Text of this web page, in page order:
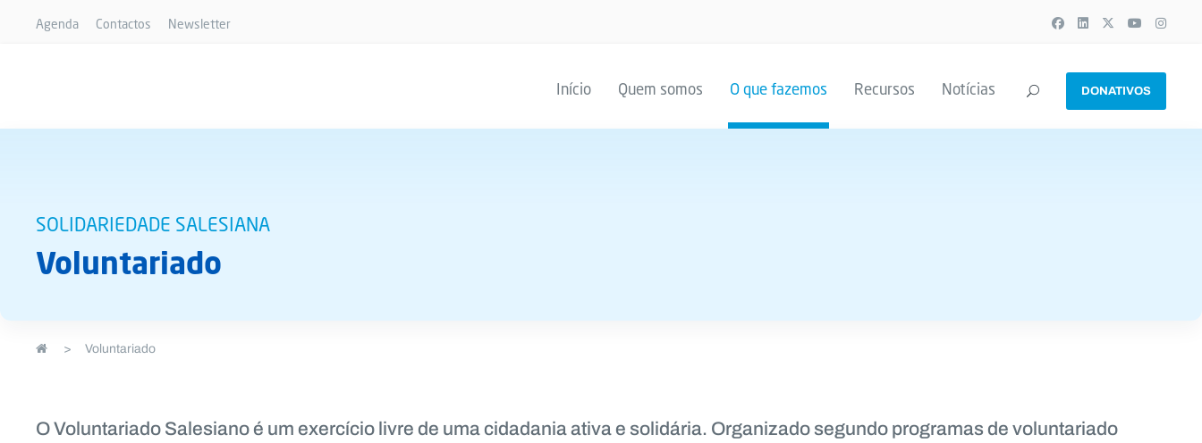
Agenda Contactos Newsletter
Início Quem somos O que fazemos Recursos Notícias DONATIVOS
SOLIDARIEDADE SALESIANA
Voluntariado
> Voluntariado
O Voluntariado Salesiano é um exercício livre de uma cidadania ativa e solidária. Organizado segundo programas de voluntariado